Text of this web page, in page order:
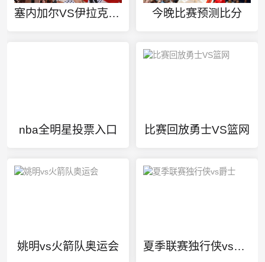
塞内加尔VS伊拉克高清视频直播 今晚比赛预测比分
nba全明星投票入口 比赛回放勇士VS篮网
姚明vs火箭队奥运会 夏季联赛独行侠vs爵士